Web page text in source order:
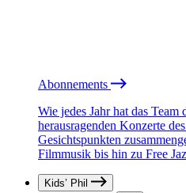
Abonnements
Wie jedes Jahr hat das
herausragenden Konzerte
Gesichtspunkten
Filmmusik bis hin zu Free
Kids’ Phil